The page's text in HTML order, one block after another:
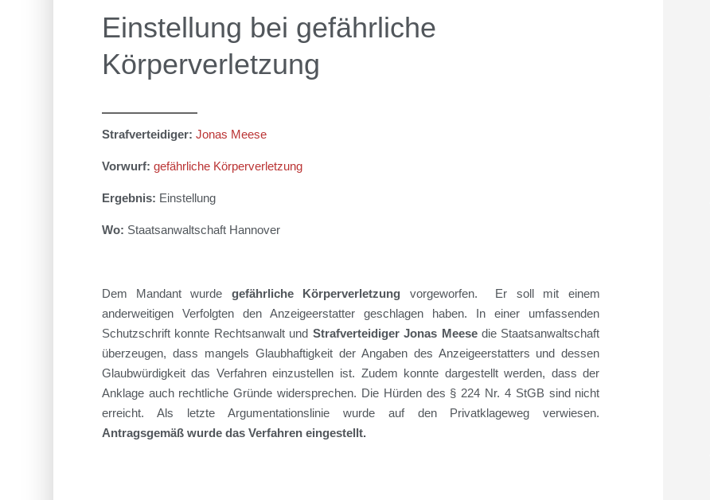
Einstellung bei gefährliche
Körperverletzung
Strafverteidiger: Jonas Meese
Vorwurf: gefährliche Körperverletzung
Ergebnis: Einstellung
Wo: Staatsanwaltschaft Hannover
Dem Mandantwurde gefährliche Körperverletzung vorgeworfen. Er soll mit einem
anderweitigen Verfolgten den Anzeigeerstatter geschlagen haben. In einer umfassenden
Schutzschrift konnte Rechtsanwalt und Strafverteidiger Jonas Meesedie Staatsanwaltschaft
überzeugen, dass mangels Glaubhaftigkeit der Angaben des Anzeigeerstatters und dessen
Glaubwürdigkeit das Verfahren einzustellen ist. Zudem konnte dargestellt werden, dass der
Anklage auch rechtliche Gründe widersprechen. Die Hürden des § 224 Nr. 4 StGB sind nicht
erreicht. Als letzte Argumentationslinie wurde auf den Privatklageweg verwiesen.
Antragsgemäß wurde das Verfahren eingestellt.